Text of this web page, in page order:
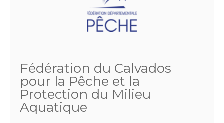
Fédération du Calvados
pour la Pêche et la
Protection du Milieu
Aquatique